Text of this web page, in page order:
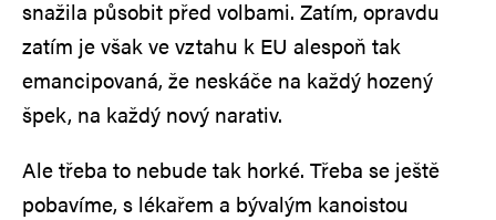
snažila působit před volbami. Zatím, opravdu
zatím je však ve vztahu k EU alespoň tak
emancipovaná, že neskáče na každý hozený
špek, na každý nový narativ.
Ale třeba to nebude tak horké. Třeba se ještě
pobavíme, s lékařem a bývalým kanoistou